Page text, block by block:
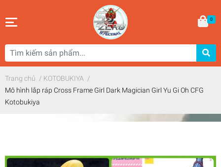
0
Trang chủ / KOTOBUKIYA /
Mô hình lắp ráp Cross Frame Girl Dark Magician Girl Yu Gi Oh CFG
Kotobukiya